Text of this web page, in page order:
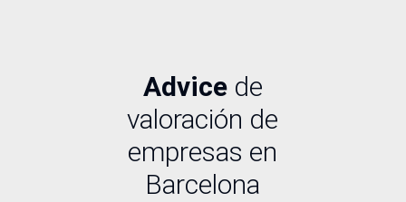
Advice de
valoración de
empresas en
Barcelona